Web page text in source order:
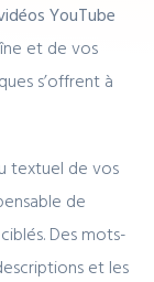
YouTube
et de vos
s’offrent à
textuel de vos
de
Des mots-
et les